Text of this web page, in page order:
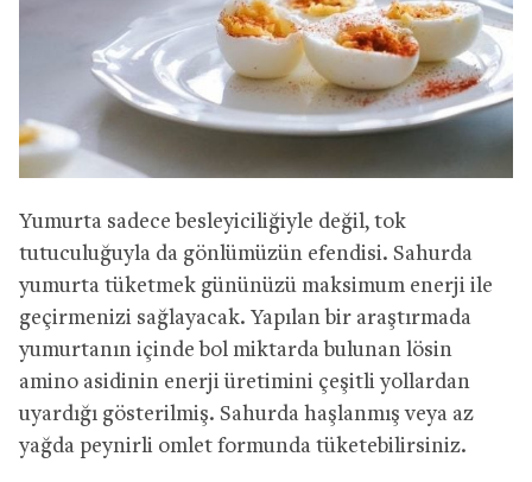
Yumurta sadece besleyiciliğiyle değil, tok
tutuculuğuyla da gönlümüzün efendisi. Sahurda
yumurta tüketmek gününüzü maksimum enerji ile
geçirmenizi sağlayacak. Yapılan bir araştırmada
yumurtanın içinde bol miktarda bulunan lösin
amino asidinin enerji üretimini çeşitli yollardan
uyardığı gösterilmiş. Sahurda haşlanmış veya az
yağda peynirli omlet formunda tüketebilirsiniz.